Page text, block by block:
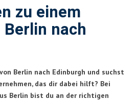
zu einem
nach
Berlin nach Edinburgh und suchst
das dir dabei hilft? Bei
Berlin bist du an der richtigen